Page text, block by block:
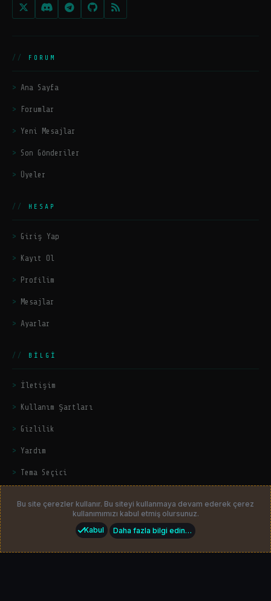
FORUM
Ana Sayfa
Forumlar
Yeni Mesajlar
Son Gönderiler
Üyeler
HESAP
Giriş Yap
Kayıt Ol
Profilim
Mesajlar
Ayarlar
BILGI
İletişim
Kullanım Şartları
Gizlilik
Yardım
Tema Seçici
HackerZers.com— Tüm hakları saklıdır. | Community platform